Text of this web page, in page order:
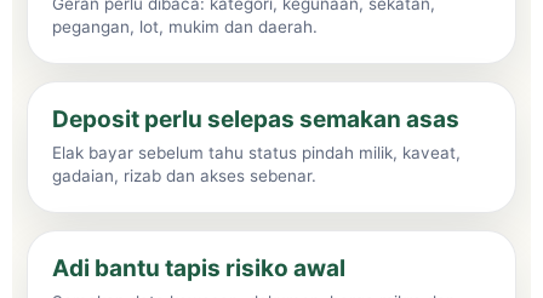
pegangan, lot, mukim dan daerah.
Deposit perlu selepas semakan asas
Elak bayar sebelum tahu status pindah milik, kaveat,
gadaian, rizab dan akses sebenar.
Adi bantu tapis risiko awal